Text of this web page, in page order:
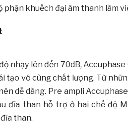
khuếch đại âm thanh làm
nhạy lên đến 70dB,
tạo vô cùng chất lượng. Từ
dễ dàng. Pre ampli
đĩa than hỗ trợ ở hai chế độ
than.